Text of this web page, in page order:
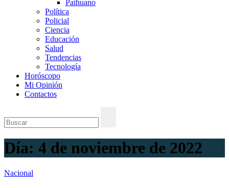
Paihuano
Política
Policial
Ciencia
Educación
Salud
Tendencias
Tecnología
Horóscopo
Mi Opinión
Contactos
Día: 4 de noviembre de 2022
Nacional